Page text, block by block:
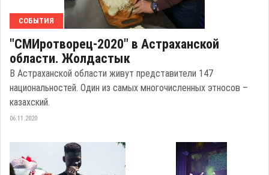
СОБЫТИЯ
"СМИротворец-2020" в Астраханской
области. Жолдастык
В Астраханской области живут представители 147
национальностей. Один из самых многочисленных этносов –
казахский.
06.11.2020